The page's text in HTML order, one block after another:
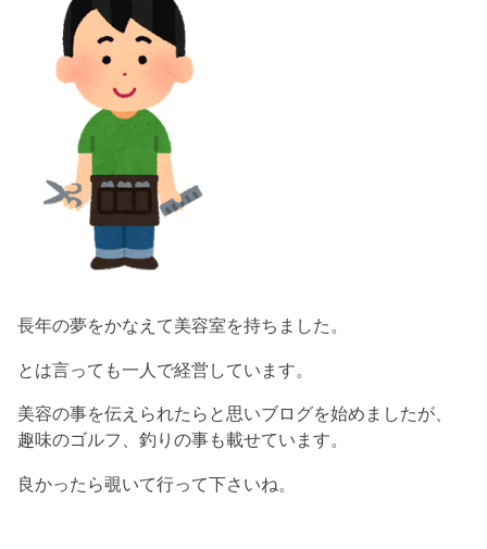
長年の夢をかなえて美容室を持ちました。
とは言っても一人で経営しています。
美容の事を伝えられたらと思いブログを始めましたが、
趣味のゴルフ、釣りの事も載せています。
良かったら覗いて行って下さいね。